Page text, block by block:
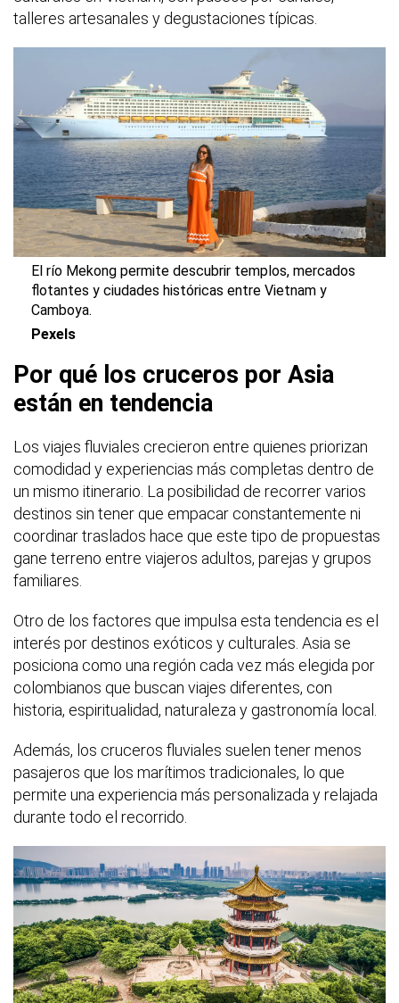
talleres artesanales y degustaciones típicas.
El río Mekong permite descubrir templos, mercados
flotantes y ciudades históricas entre Vietnam y
Camboya.
Pexels
Por qué los cruceros por Asia
están en tendencia
Los viajes fluviales crecieron entre quienes priorizan
comodidad y experiencias más completas dentro de
un mismo itinerario. La posibilidad de recorrer varios
destinos sin tener que empacar constantemente ni
coordinar traslados hace que este tipo de propuestas
gane terreno entre viajeros adultos, parejas y grupos
familiares.
Otro de los factores que impulsa esta tendencia es el
interés por destinos exóticos y culturales. Asia se
posiciona como una región cada vez más elegida por
colombianos que buscan viajes diferentes, con
historia, espiritualidad, naturaleza y gastronomía local.
Además, los cruceros fluviales suelen tener menos
pasajeros que los marítimos tradicionales, lo que
permite una experiencia más personalizada y relajada
durante todo el recorrido.